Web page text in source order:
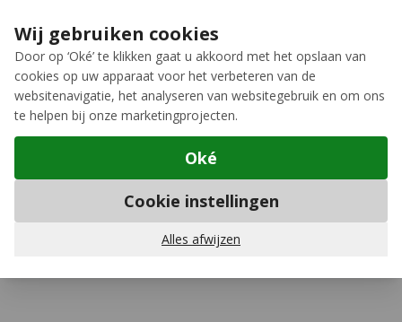
Wij gebruiken cookies
Door op ‘Oké’ te klikken gaat u akkoord met het opslaan van
cookies op uw apparaat voor het verbeteren van de
websitenavigatie, het analyseren van websitegebruik en om ons
te helpen bij onze marketingprojecten.
Oké
Cookie instellingen
Alles afwijzen
Meer keuze, meer plezier
12GO Biking
Mountainbike buitenbanden
Wicked Will Super Ground
ADDIX SpeedGrip TLE MTB Buitenband